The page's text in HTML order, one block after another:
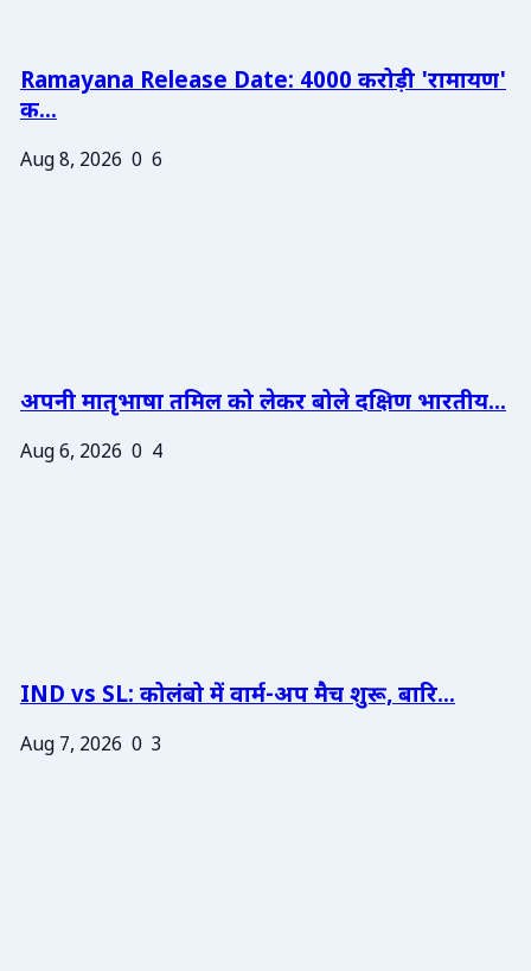
Ramayana Release Date: 4000 करोड़ी 'रामायण'
क...
Aug 8, 2026 0 6
अपनी मातृभाषा तमिल को लेकर बोले दक्षिण भारतीय...
Aug 6, 2026 0 4
IND vs SL: कोलंबो में वार्म-अप मैच शुरू, बारि...
Aug 7, 2026 0 3